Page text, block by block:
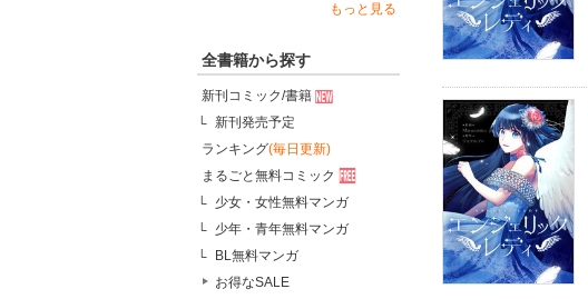
もっと見る
全書籍から探す
新刊コミック/書籍
新刊発売予定
ランキング(毎日更新)
まるごと無料コミック
少女・女性無料マンガ
少年・青年無料マンガ
BL無料マンガ
お得なSALE